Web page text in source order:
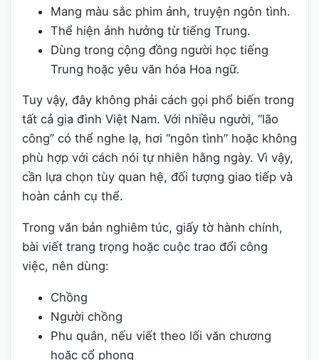
Mang màu sắc phim ảnh, truyện ngôn tình.
Thể hiện ảnh hưởng từ tiếng Trung.
Dùng trong cộng đồng người học tiếng
Trung hoặc yêu văn hóa Hoa ngữ.
Tuy vậy, đây không phải cách gọi phổ biến trong
tất cả gia đình Việt Nam. Với nhiều người, “lão
công” có thể nghe lạ, hơi “ngôn tình” hoặc không
phù hợp với cách nói tự nhiên hằng ngày. Vì vậy,
cần lựa chọn tùy quan hệ, đối tượng giao tiếp và
hoàn cảnh cụ thể.
Trong văn bản nghiêm túc, giấy tờ hành chính,
bài viết trang trọng hoặc cuộc trao đổi công
việc, nên dùng:
Chồng
Người chồng
Phu quân, nếu viết theo lối văn chương
hoặc cổ phong